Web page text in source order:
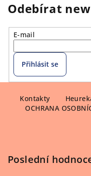
Odebírat
E-mail
Přihlásit se
Kontakty
OCHRANA
Poslední